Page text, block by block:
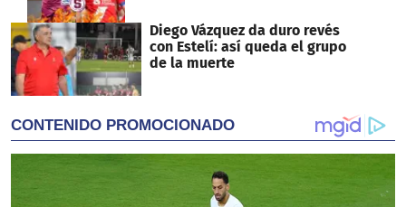
Diego Vázquez da duro revés
con Estelí: así queda el grupo
de la muerte